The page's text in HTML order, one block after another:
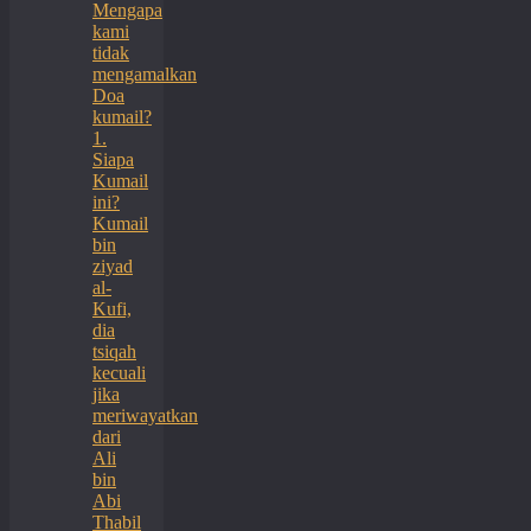
Mengapa
kami
tidak
mengamalkan
Doa
kumail?
1.
Siapa
Kumail
ini?
Kumail
bin
ziyad
al-
Kufi,
dia
tsiqah
kecuali
jika
meriwayatkan
dari
Ali
bin
Abi
Thabil